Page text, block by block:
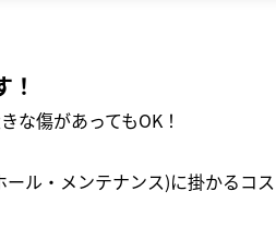
な傷があってもOK！
ル・メンテナンス)に掛かるコ